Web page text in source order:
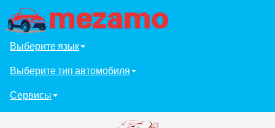
Выберите язык
Выберите тип автомобиля
Сервисы